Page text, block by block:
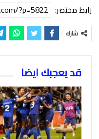
رابط مختصر: ?p=5822
شارك
قد يعجبك ايضا